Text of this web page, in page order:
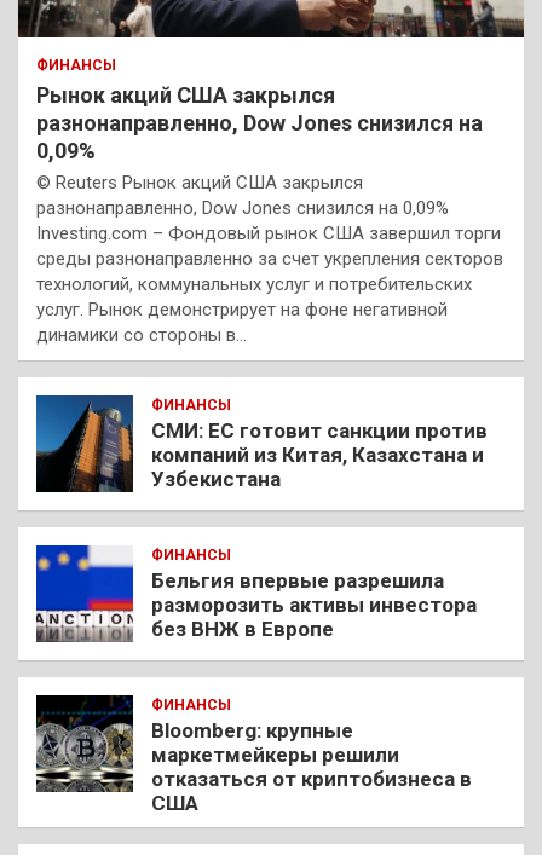
ФИНАНСЫ
Рынок акций США закрылся
разнонаправленно, Dow Jones снизился на
0,09%
© Reuters Рынок акций США закрылся
разнонаправленно, Dow Jones снизился на 0,09%
Investing.com – Фондовый рынок США завершил торги
среды разнонаправленно за счет укрепления секторов
технологий, коммунальных услуг и потребительских
услуг. Рынок демонстрирует на фоне негативной
динамики со стороны в…
ФИНАНСЫ
СМИ: ЕС готовит санкции против
компаний из Китая, Казахстана и
Узбекистана
ФИНАНСЫ
Бельгия впервые разрешила
разморозить активы инвестора
без ВНЖ в Европе
ФИНАНСЫ
Bloomberg: крупные
маркетмейкеры решили
отказаться от криптобизнеса в
США